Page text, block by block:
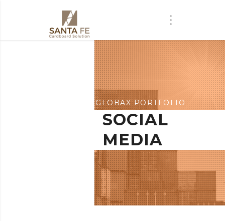
GLOBAX PORTFOLIO
SOCIAL
MEDIA